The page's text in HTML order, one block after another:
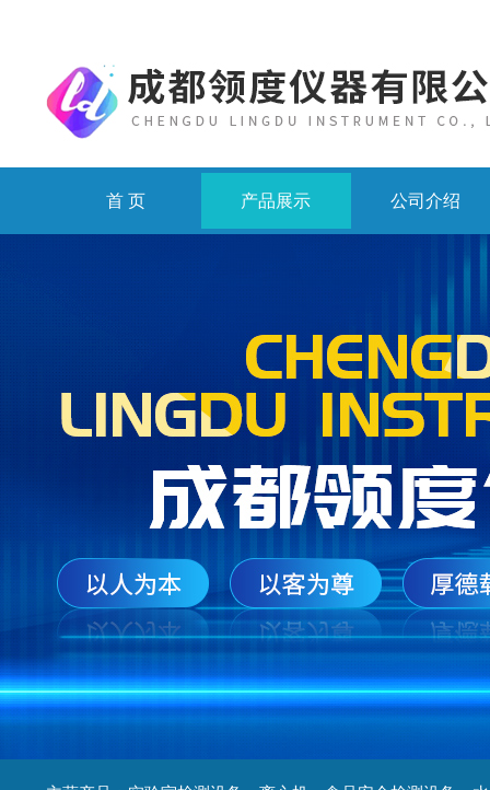
首 页 产品展示 公司介绍